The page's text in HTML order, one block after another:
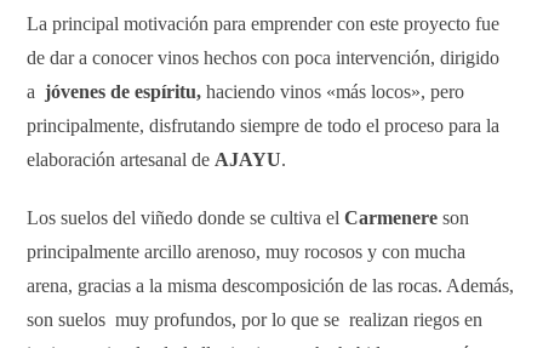
La principal motivación para emprender con este proyecto fue
de dar a conocer vinos hechos con poca intervención, dirigido
ajóvenes de espíritu,haciendo vinos «más locos», pero
principalmente, disfrutando siempre de todo el proceso para la
elaboración artesanal de AJAYU.
Los suelos del viñedo donde se cultiva elCarmenere son
principalmente arcillo arenoso, muy rocosos y con mucha
arena, gracias a la misma descomposición de las rocas. Además,
son suelos muy profundos, por lo que se realizan riegos en